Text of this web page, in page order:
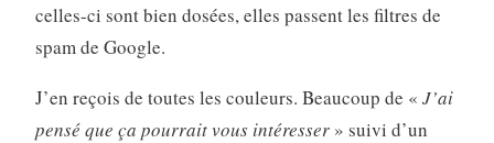
celles-ci sont bien dosées, elles passent les filtres de
spam de Google.
J’en reçois de toutes les couleurs. Beaucoup de « J’ai
pensé que ça pourrait vous intéresser» suivi d’un